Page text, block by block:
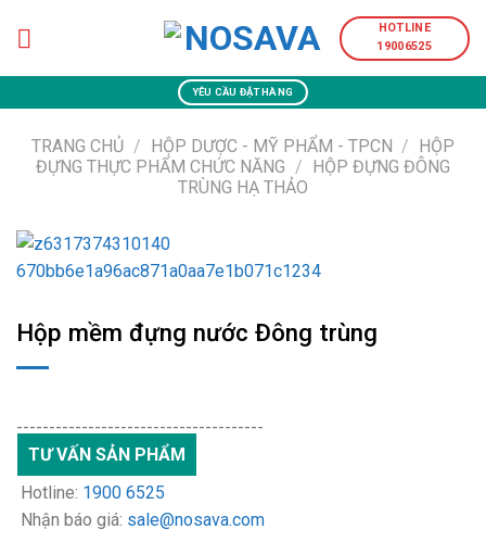
HOTLINE
19006525
YÊU CẦU ĐẶT HÀNG
TRANG CHỦ / HỘP DƯỢC - MỸ PHẨM - TPCN / HỘP
ĐỰNG THỰC PHẨM CHỨC NĂNG / HỘP ĐỰNG ĐÔNG
TRÙNG HẠ THẢO
Hộp mềm đựng nước Đông trùng
--------------------------------------
TƯ VẤN SẢN PHẨM
Hotline: 1900 6525
Nhận báo giá: sale@nosava.com